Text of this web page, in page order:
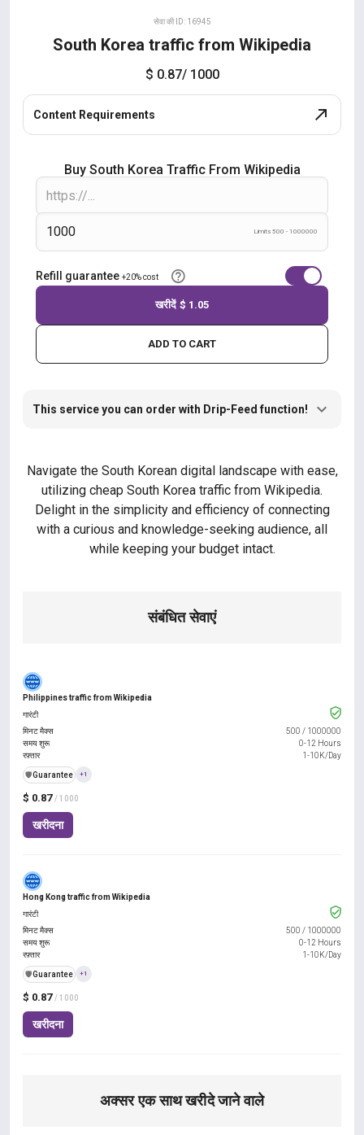
सेवा की ID: 16945
South Korea traffic from Wikipedia
$ 0.87/ 1000
Content Requirements
Buy South Korea Traffic From Wikipedia
Limits 500 - 1000000
Refill guarantee +20% cost
ADD TO CART
खरीदें $ 1.05
This service you can order with Drip-Feed function!
Navigate the South Korean digital landscape with ease,
utilizing cheap South Korea traffic from Wikipedia.
Delight in the simplicity and efficiency of connecting
with a curious and knowledge-seeking audience, all
while keeping your budget intact.
संबंधित सेवाएं
Philippines traffic from Wikipedia
$ 0.87 / 1000
खरीदना
गारंटी
मिनट मैक्स
500 / 1000000
समय शुरू
0-12 Hours
रफ़्तार
1-10K/Day
️🛡️Guarantee +1
Hong Kong traffic from Wikipedia
$ 0.87 / 1000
खरीदना
गारंटी
मिनट मैक्स
500 / 1000000
समय शुरू
0-12 Hours
रफ़्तार
1-10K/Day
️🛡️Guarantee +1
अक्सर एक साथ खरीदे जाने वाले